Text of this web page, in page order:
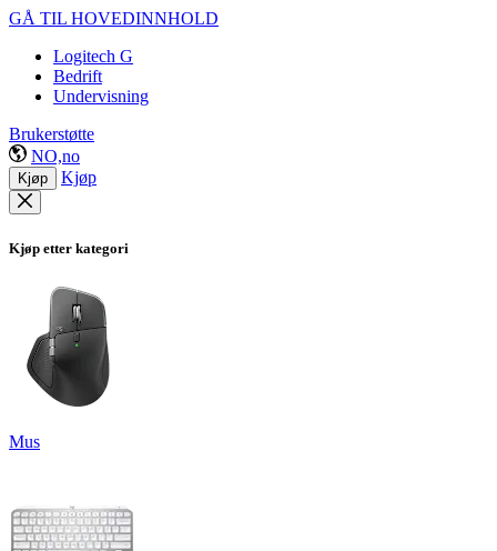
GÅ TIL HOVEDINNHOLD
Logitech G
Bedrift
Undervisning
Brukerstøtte
NO,no
Kjøp Kjøp
Kjøp etter kategori
Mus